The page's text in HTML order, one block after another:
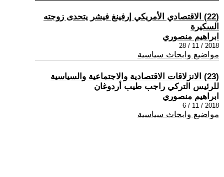
(22) الاقتصادي الأمريكي إرفينغ فيشر يتحدى زوجته
السكيرة
ابراهيم منصوري
2018 / 11 / 28
مواضيع وابحاث سياسية
(23) الانزلاقات الاقتصادية والاجتماعية والسياسية
للرئيس التركي راجب طيب أردوغان
ابراهيم منصوري
2018 / 11 / 6
مواضيع وابحاث سياسية